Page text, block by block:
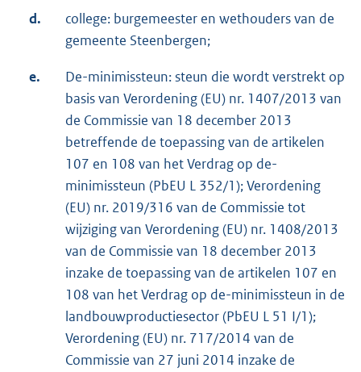
d.
college: burgemeester en wethouders van de
gemeente Steenbergen;
e.
De-minimissteun: steun die wordt verstrekt op
basis van Verordening (EU) nr. 1407/2013 van
de Commissie van 18 december 2013
betreffende de toepassing van de artikelen
107 en 108 van het Verdrag op de-
minimissteun (PbEU L 352/1); Verordening
(EU) nr. 2019/316 van de Commissie tot
wijziging van Verordening (EU) nr. 1408/2013
van de Commissie van 18 december 2013
inzake de toepassing van de artikelen 107 en
108 van het Verdrag op de-minimissteun in de
landbouwproductiesector (PbEU L 51 I/1);
Verordening (EU) nr. 717/2014 van de
Commissie van 27 juni 2014 inzake de